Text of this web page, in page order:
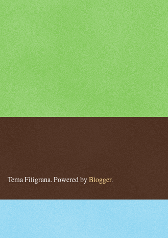
Tema Filigrana. Powered byBlogger.